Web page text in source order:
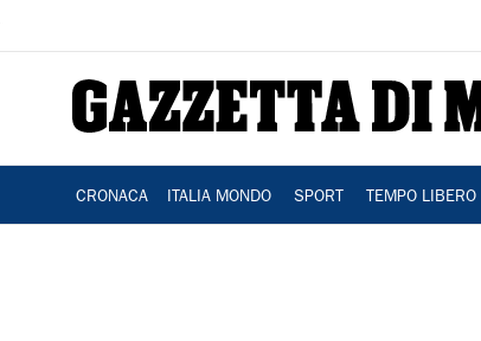
CRONACA ITALIA MONDO SPORT TEMPO LIBERO